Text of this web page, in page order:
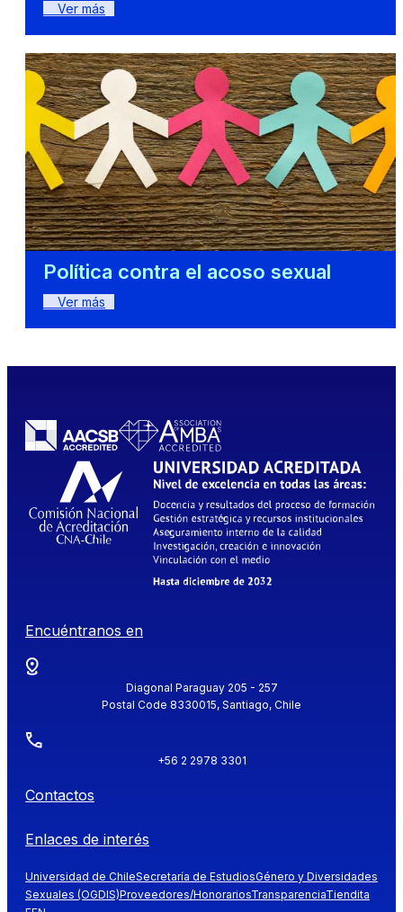
Ver más
Política contra el acoso sexual
Ver más
Encuéntranos en
Diagonal Paraguay 205 - 257
Postal Code 8330015, Santiago, Chile
+56 2 2978 3301
Contactos
Enlaces de interés
Universidad de ChileSecretaría de EstudiosGénero y Diversidades
Sexuales (OGDIS)Proveedores/HonorariosTransparenciaTiendita